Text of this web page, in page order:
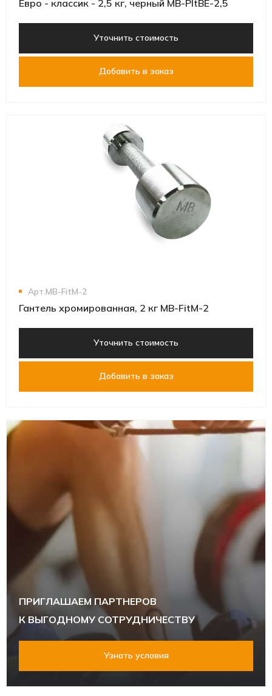
Евро - классик - 2,5 кг, черный MB-PltBE-2,5
Уточнить стоимость
Добавить в заказ
Арт.MB-FitM-2
Гантель хромированная, 2 кг MB-FitM-2
Уточнить стоимость
Добавить в заказ
ПРИГЛАШАЕМ ПАРТНЕРОВ
К ВЫГОДНОМУ СОТРУДНИЧЕСТВУ
Узнать условия